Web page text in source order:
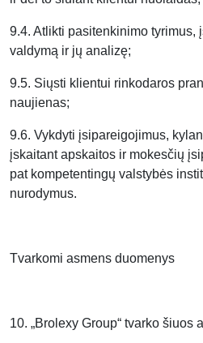
9.4. Atlikti pasitenkinimo tyrimus,
valdymą ir jų analizę;
9.5. Siųsti klientui rinkodaros
naujienas;
9.6. Vykdyti įsipareigojimus,
įskaitant apskaitos ir mokesčių
pat kompetentingų valstybės
nurodymus.
Tvarkomi asmens duomenys
10. „Brolexy Group“ tvarko šiuos